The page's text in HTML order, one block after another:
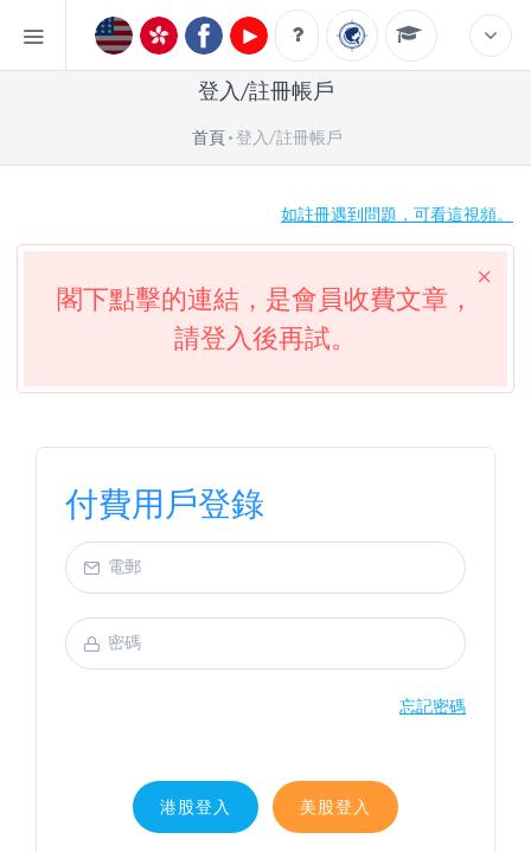
登入/註冊帳戶
首頁 登入/註冊帳戶
如註冊遇到問題，可看這視頻。
閣下點擊的連結，是會員收費文章，
請登入後再試。
付費用戶登錄
忘記密碼
港股登入 美股登入